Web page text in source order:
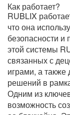
Как работает?
RUBLIX
что она
безопасности и
этой системы
связанных с
играми, а также
решений в
Одним из
возможность